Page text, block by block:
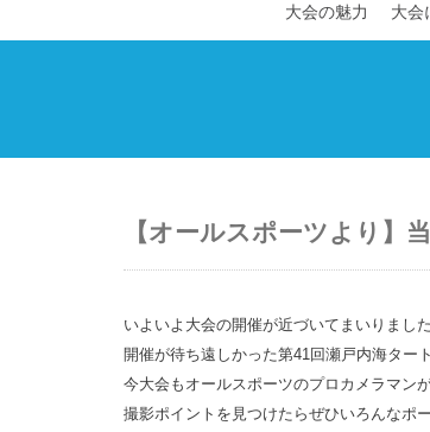
大会の魅力 大会
【オールスポーツより】
いよいよ大会の開催が近づいてまいりました
開催が待ち遠しかった第41回瀬戸内海ター
今大会もオールスポーツのプロカメラマン
撮影ポイントを見つけたらぜひいろんなポ